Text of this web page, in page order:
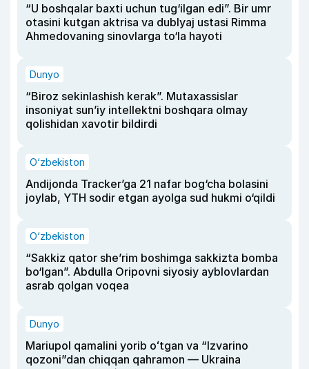
“U boshqalar baxti uchun tug‘ilgan edi”. Bir umr
otasini kutgan aktrisa va dublyaj ustasi Rimma
Ahmedovaning sinovlarga to‘la hayoti
Dunyo
“Biroz sekinlashish kerak”. Mutaxassislar
insoniyat sun’iy intellektni boshqara olmay
qolishidan xavotir bildirdi
O‘zbekiston
Andijonda Tracker’ga 21 nafar bog‘cha bolasini
joylab, YTH sodir etgan ayolga sud hukmi o‘qildi
O‘zbekiston
“Sakkiz qator she’rim boshimga sakkizta bomba
bo‘lgan”. Abdulla Oripovni siyosiy ayblovlardan
asrab qolgan voqea
Dunyo
Mariupol qamalini yorib oʻtgan va “Izvarino
qozoni”dan chiqqan qahramon — Ukraina